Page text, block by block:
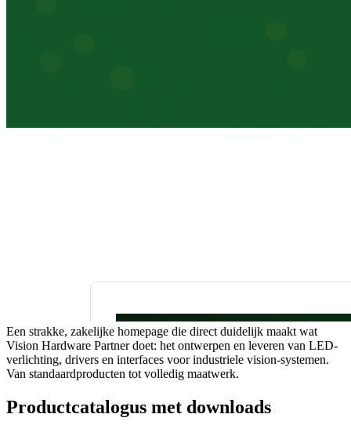
Een strakke, zakelijke homepage die direct duidelijk maakt wat
Vision Hardware Partner doet: het ontwerpen en leveren van LED-
verlichting, drivers en interfaces voor industriele vision-systemen.
Van standaardproducten tot volledig maatwerk.
Productcatalogus met downloads